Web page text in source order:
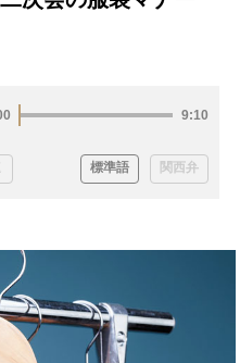
9:10
標準語 関西弁